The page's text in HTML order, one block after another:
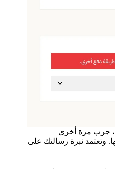
جرب مرة أخرى
وتعتمد نبرة رسالتك على